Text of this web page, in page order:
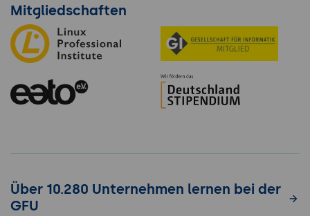
Mitgliedschaften
Über 10.280 Unternehmen lernen bei der
GFU